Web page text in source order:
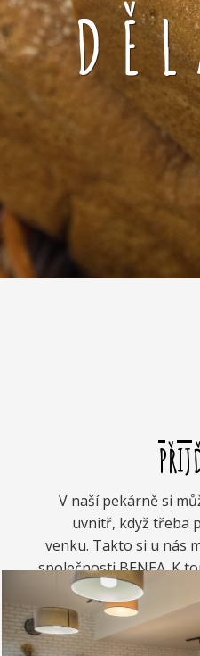
V naší pekárně si
uvnitř, když třeba
venku. Takto si u nás
společnosti BENEA. K
kávou. Nebo si